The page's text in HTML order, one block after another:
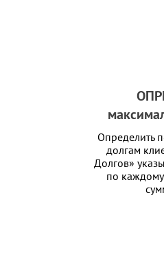
Определить
долгам
Долгов»
по